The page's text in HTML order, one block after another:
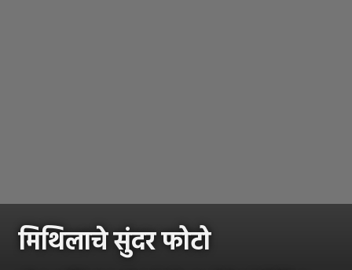
मिथिलाचे सुंदर फोटो